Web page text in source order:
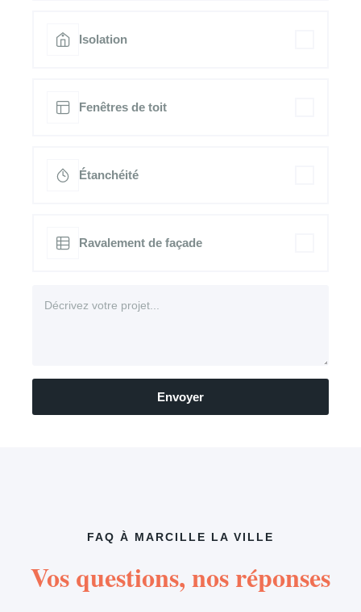
Isolation
Fenêtres de toit
Étanchéité
Ravalement de façade
Envoyer
FAQ À MARCILLE LA VILLE
Vos questions, nos réponses